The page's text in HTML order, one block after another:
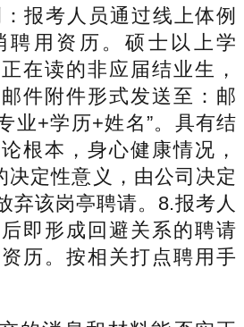
报考人员通过线上体例
聘用资历。硕士以上学
在读的非应届结业生，
件附件形式发送至：邮
业+学历+姓名”。具有结
根本，身心健康情况，
决定性意义，由公司决定
弃该岗亭聘请。8.报考人
即形成回避关系的聘请
历。按相关打点聘用手